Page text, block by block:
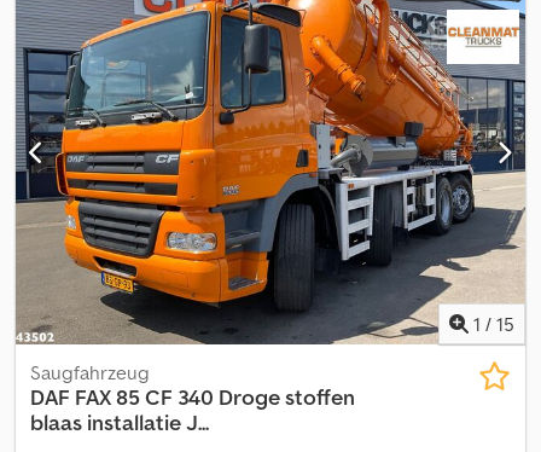
Standheizung, Tempomat, Zentralverriegelung, elektrisch
verstellbarer Spiegel, elektrische Fensterheberregelung, =
Weitere Optionen und Zubehör = - Kraftstofftank aus Aluminium -
Partikelfilter - Scheinwerfer - Visier - Wechselstrom -
Werkzeugkasten = Weitere Informationen = Reifenmaß: 315/70
R22.5 Bremsen: Scheibenbremsen Vorderachse: Gelenkt; Reifen
Profil links: 1 mm; Reifen Profil rechts: 1 mm; Federung:
Blattfederung Hinterachse: Doppelbereift; Reifen Profil links
innnerhalb: 1 mm; Reifen Profil links außen: 1 mm; Reifen Profil
rechts innerhalb: 1 mm; Reifen Profil rechts außen: 1 mm;
Federung: Luftfederung Leergewicht: 7.350 kg Zuladung: 11.650 kg
zGG: 19.000 kg Schäden: keines Dedpozra A Hofx An Hock
1 / 15
Saugfahrzeug
DAF FAX 85 CF 340 Droge stoffen
blaas installatie J...